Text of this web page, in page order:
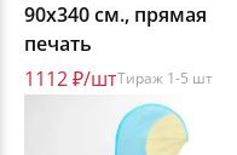
90х340 см., прямая
печать
1112 ₽/штТираж 1-5 шт